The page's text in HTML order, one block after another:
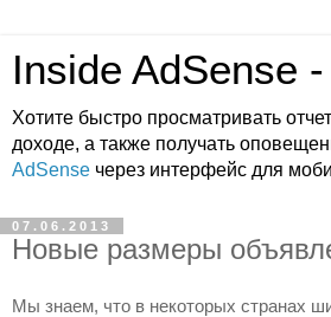
Inside AdSense
Хотите быстро просматривать
доходе, а также получать
AdSense через интерфейс для
07.06.2013
Новые размеры
Мы знаем, что в некоторых странах